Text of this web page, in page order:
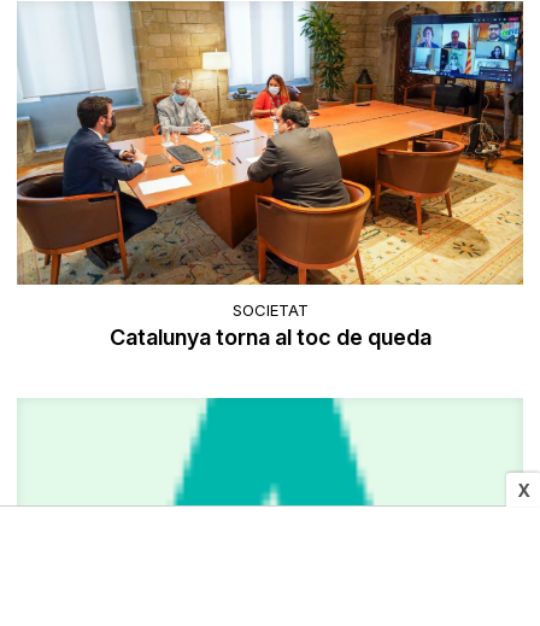
X
SOCIETAT
Catalunya torna al toc de queda